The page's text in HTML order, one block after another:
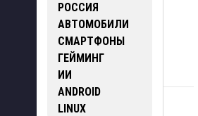
РОССИЯ
АВТОМОБИЛИ
СМАРТФОНЫ
ГЕЙМИНГ
ИИ
ANDROID
LINUX